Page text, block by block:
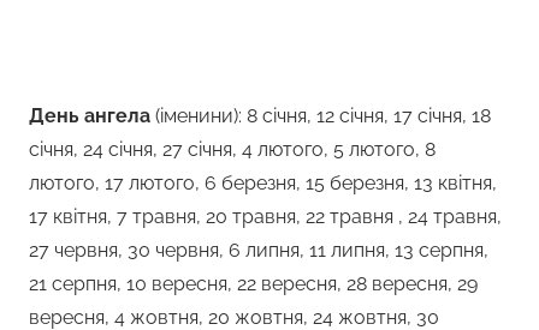
День ангела (іменини): 8 січня, 12 січня, 17 січня, 18
січня, 24 січня, 27 січня, 4 лютого, 5 лютого, 8
лютого, 17 лютого, 6 березня, 15 березня, 13 квітня,
17 квітня, 7 травня, 20 травня, 22 травня , 24 травня,
27 червня, 30 червня, 6 липня, 11 липня, 13 серпня,
21 серпня, 10 вересня, 22 вересня, 28 вересня, 29
вересня, 4 жовтня, 20 жовтня, 24 жовтня, 30